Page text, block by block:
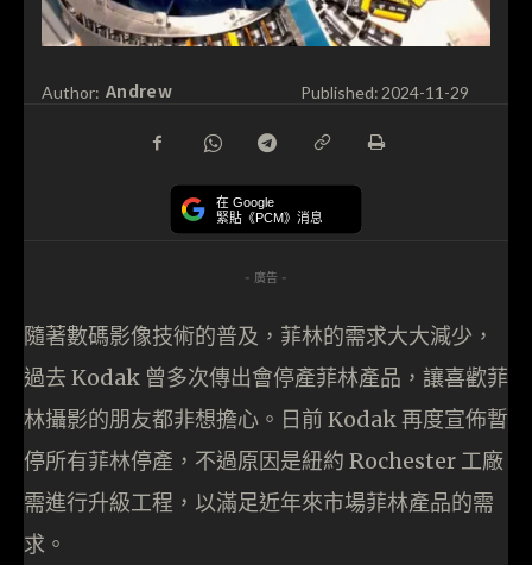
Author: Andrew Published: 2024-11-29
在 Google
緊貼《PCM》消息
- 廣告 -
隨著數碼影像技術的普及，菲林的需求大大減少，
過去 Kodak 曾多次傳出會停產菲林產品，讓喜歡菲
林攝影的朋友都非想擔心。日前 Kodak 再度宣佈暫
停所有菲林停產，不過原因是紐約 Rochester 工廠
需進行升級工程，以滿足近年來市場菲林產品的需
求。